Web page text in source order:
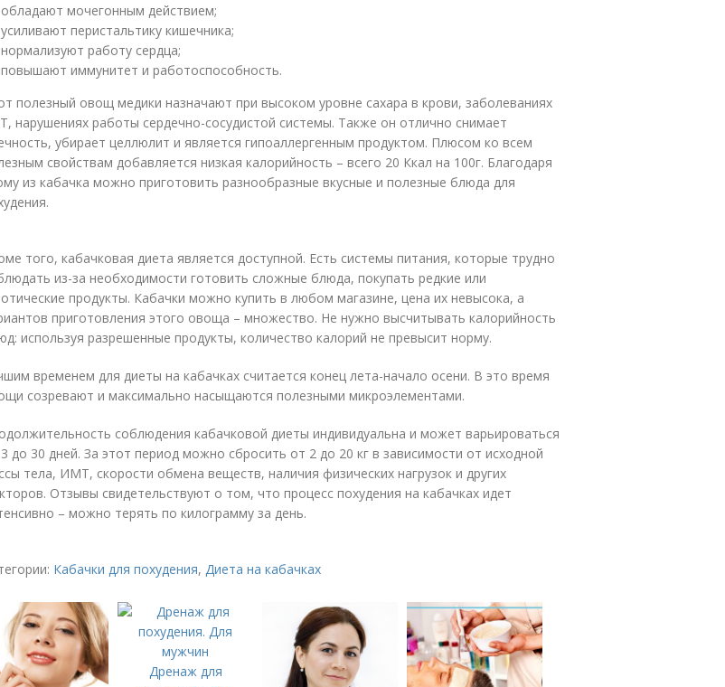
обладают мочегонным действием;
усиливают перистальтику кишечника;
нормализуют работу сердца;
повышают иммунитет и работоспособность.
полезный овощ медики назначают при высоком уровне сахара в крови, заболеваниях
нарушениях работы сердечно-сосудистой системы. Также он отлично снимает
убирает целлюлит и является гипоаллергенным продуктом. Плюсом ко всем
свойствам добавляется низкая калорийность – всего 20 Ккал на 100г. Благодаря
из кабачка можно приготовить разнообразные вкусные и полезные блюда для
того, кабачковая диета является доступной. Есть системы питания, которые трудно
из-за необходимости готовить сложные блюда, покупать редкие или
продукты. Кабачки можно купить в любом магазине, цена их невысока, а
приготовления этого овоща – множество. Не нужно высчитывать калорийность
используя разрешенные продукты, количество калорий не превысит норму.
временем для диеты на кабачках считается конец лета-начало осени. В это время
созревают и максимально насыщаются полезными микроэлементами.
соблюдения кабачковой диеты индивидуальна и может варьироваться
до 30 дней. За этот период можно сбросить от 2 до 20 кг в зависимости от исходной
тела, ИМТ, скорости обмена веществ, наличия физических нагрузок и других
Отзывы свидетельствуют о том, что процесс похудения на кабачках идет
– можно терять по килограмму за день.
Кабачки для похудения, Диета на кабачках
Дренаж для